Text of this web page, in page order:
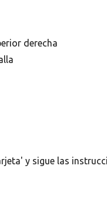
derecha
y sigue las